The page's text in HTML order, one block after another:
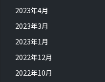
2023年4月
2023年3月
2023年1月
2022年12月
2022年10月